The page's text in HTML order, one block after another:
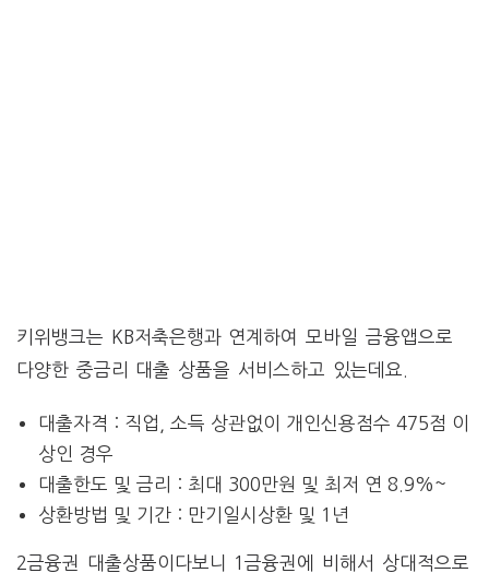
키위뱅크는 KB저축은행과 연계하여 모바일 금융앱으로
다양한 중금리 대출 상품을 서비스하고 있는데요.
대출자격 : 직업, 소득 상관없이 개인신용점수 475점 이
상인 경우
대출한도 및 금리 : 최대 300만원 및 최저 연 8.9%~
상환방법 및 기간 : 만기일시상환 및 1년
2금융권 대출상품이다보니 1금융권에 비해서 상대적으로